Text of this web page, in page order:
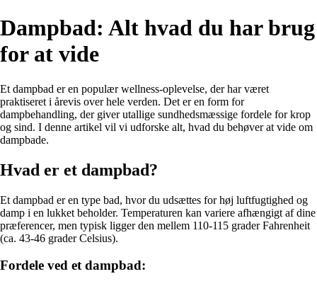
Dampbad: Alt hvad du har brug
for at vide
Et dampbad er en populær wellness-oplevelse, der har været
praktiseret i årevis over hele verden. Det er en form for
dampbehandling, der giver utallige sundhedsmæssige fordele for krop
og sind. I denne artikel vil vi udforske alt, hvad du behøver at vide om
dampbade.
Hvad er et dampbad?
Et dampbad er en type bad, hvor du udsættes for høj luftfugtighed og
damp i en lukket beholder. Temperaturen kan variere afhængigt af dine
præferencer, men typisk ligger den mellem 110-115 grader Fahrenheit
(ca. 43-46 grader Celsius).
Fordele ved et dampbad: